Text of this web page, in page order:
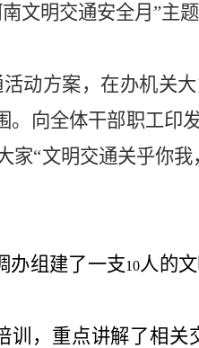
文明交通安全月”主
动方案，在办机关
向全体干部职工印
“文明交通关乎你
办组建了一支10人的
，重点讲解了相